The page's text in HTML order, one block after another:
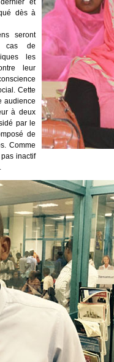
et
dès à
seront
cas de
les
leur
Cette
audience
à deux
par le
de
Comme
inactif